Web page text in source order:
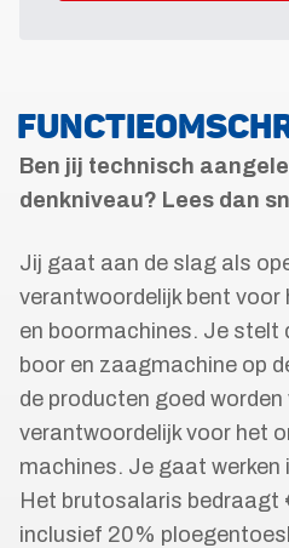
Ben jij technisch
denkniveau? Lees dan
Jij gaat aan de slag als
verantwoordelijk bent
en boormachines. Je stelt
boor en zaagmachine op
de producten goed worden
verantwoordelijk voor het
machines. Je gaat werken
Het brutosalaris bedraagt
inclusief 20%